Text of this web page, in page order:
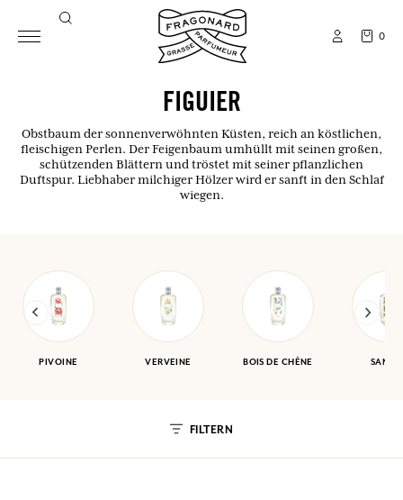
0
FIGUIER
Obstbaum der sonnenverwöhnten Küsten, reich an köstlichen,
fleischigen Perlen. Der Feigenbaum umhüllt mit seinen großen,
schützenden Blättern und tröstet mit seiner pflanzlichen
Duftspur. Liebhaber milchiger Hölzer wird er sanft in den Schlaf
wiegen.
PIVOINE VERVEINE BOIS DE CHÊNE
FILTERN